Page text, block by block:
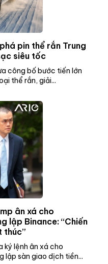
pin thể rắn Trung
siêu tốc
công bố bước tiến lớn
thể rắn, giải...
ân xá cho
lập Binance: “Chiến
thúc”
ký lệnh ân xá cho
lập sàn giao dịch tiền...